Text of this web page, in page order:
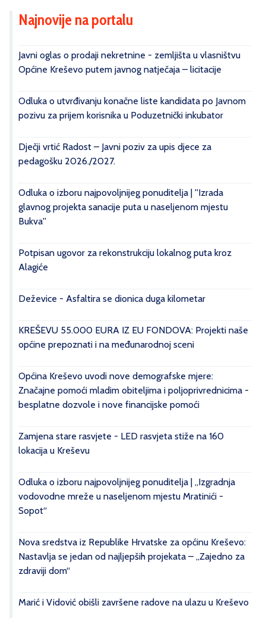
Najnovije na portalu
Javni oglas o prodaji nekretnine - zemljišta u vlasništvu
Općine Kreševo putem javnog natječaja – licitacije
Odluka o utvrđivanju konačne liste kandidata po Javnom
pozivu za prijem korisnika u Poduzetnički inkubator
Dječji vrtić Radost – Javni poziv za upis djece za
pedagošku 2026./2027.
Odluka o izboru najpovoljnijeg ponuditelja | ''Izrada
glavnog projekta sanacije puta u naseljenom mjestu
Bukva''
Potpisan ugovor za rekonstrukciju lokalnog puta kroz
Alagiće
Deževice - Asfaltira se dionica duga kilometar
KREŠEVU 55.000 EURA IZ EU FONDOVA: Projekti naše
općine prepoznati i na međunarodnoj sceni
Općina Kreševo uvodi nove demografske mjere:
Značajne pomoći mladim obiteljima i poljoprivrednicima -
besplatne dozvole i nove financijske pomoći
Zamjena stare rasvjete - LED rasvjeta stiže na 160
lokacija u Kreševu
Odluka o izboru najpovoljnijeg ponuditelja | „Izgradnja
vodovodne mreže u naseljenom mjestu Mratinići -
Sopot“
Nova sredstva iz Republike Hrvatske za općinu Kreševo:
Nastavlja se jedan od najljepših projekata – „Zajedno za
zdraviji dom“
Marić i Vidović obišli završene radove na ulazu u Kreševo